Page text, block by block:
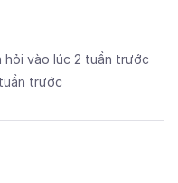
hỏi vào lúc 2 tuần trước
trước